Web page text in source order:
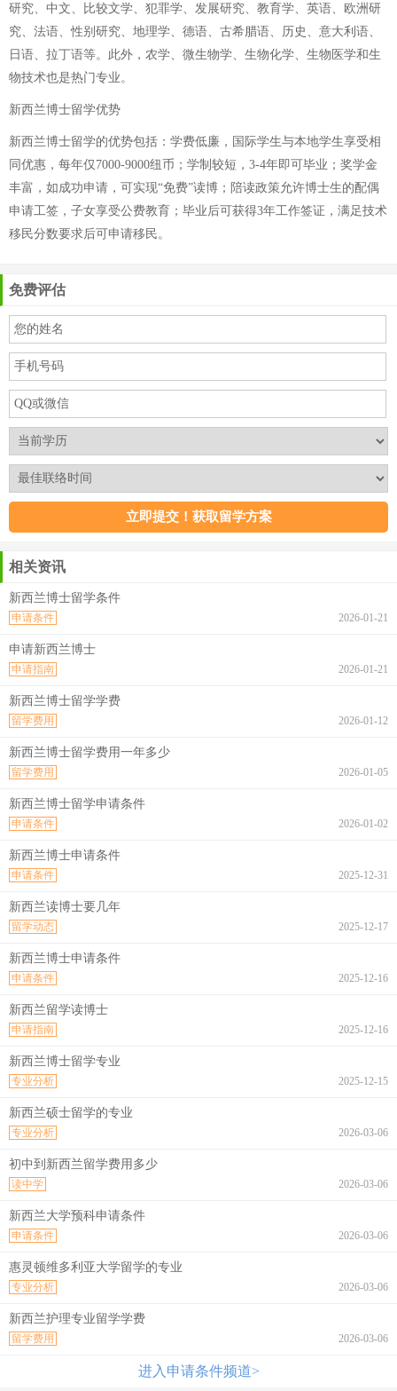
研究、中文、比较文学、犯罪学、发展研究、教育学、英语、欧洲研
究、法语、性别研究、地理学、德语、古希腊语、历史、意大利语、
日语、拉丁语等。此外，农学、微生物学、生物化学、生物医学和生
物技术也是热门专业。
新西兰博士留学优势
新西兰博士留学的优势包括：学费低廉，国际学生与本地学生享受相
同优惠，每年仅7000-9000纽币；学制较短，3-4年即可毕业；奖学金
丰富，如成功申请，可实现“免费”读博；陪读政策允许博士生的配偶
申请工签，子女享受公费教育；毕业后可获得3年工作签证，满足技术
移民分数要求后可申请移民。
免费评估
相关资讯
新西兰博士留学条件
2026-01-21
申请条件
申请新西兰博士
2026-01-21
申请指南
新西兰博士留学学费
2026-01-12
留学费用
新西兰博士留学费用一年多少
2026-01-05
留学费用
新西兰博士留学申请条件
2026-01-02
申请条件
新西兰博士申请条件
2025-12-31
申请条件
新西兰读博士要几年
2025-12-17
留学动态
新西兰博士申请条件
2025-12-16
申请条件
新西兰留学读博士
2025-12-16
申请指南
新西兰博士留学专业
2025-12-15
专业分析
新西兰硕士留学的专业
2026-03-06
专业分析
初中到新西兰留学费用多少
2026-03-06
读中学
新西兰大学预科申请条件
2026-03-06
申请条件
惠灵顿维多利亚大学留学的专业
2026-03-06
专业分析
新西兰护理专业留学学费
2026-03-06
留学费用
进入申请条件频道>